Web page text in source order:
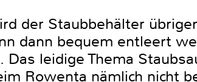
der Staubbehälter
dann bequem entleert
Das leidige Thema
Rowenta nämlich nicht